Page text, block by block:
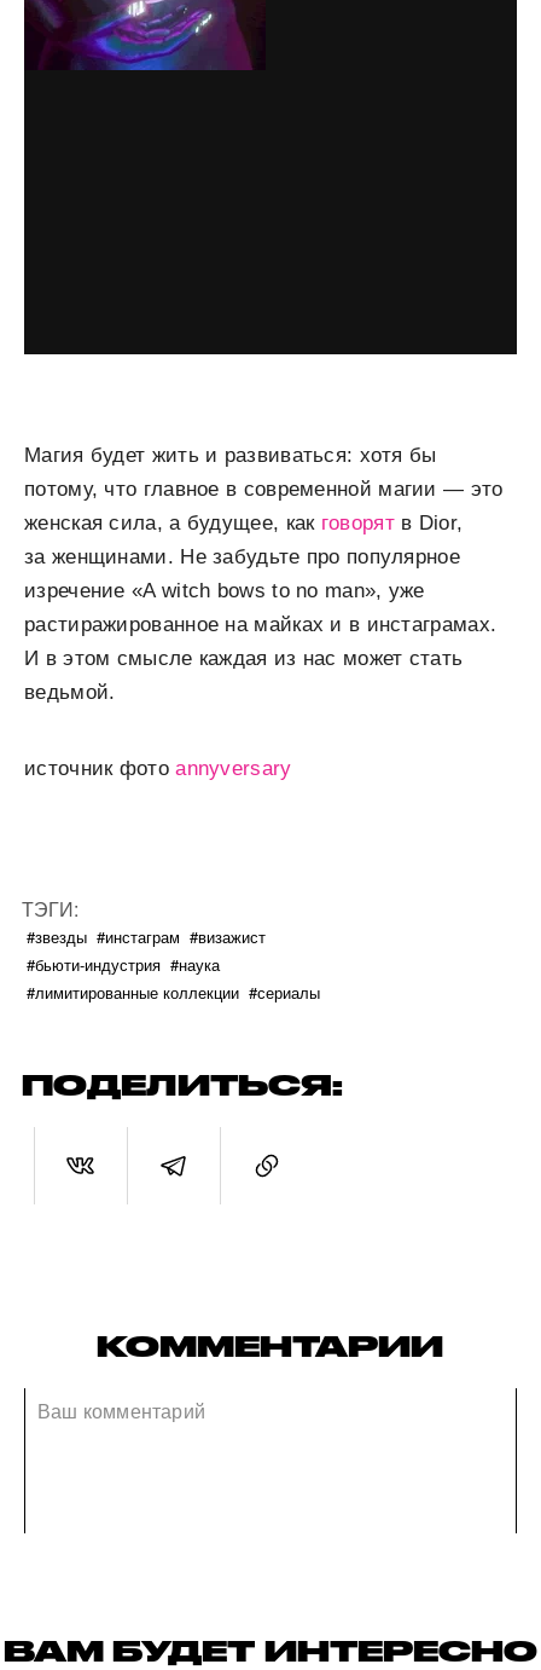
Магия будет жить и развиваться: хотя бы
потому, что главное в современной магии — это
женская сила, а будущее, как говорятв Dior,
за женщинами. Не забудьте про популярное
изречение «A witch bows to no man», уже
растиражированное на майках и в инстаграмах.
И в этом смысле каждая из нас может стать
ведьмой.
источник фотоannyversary
ТЭГИ:
#звезды #инстаграм #визажист
#бьюти-индустрия #наука
#лимитированные коллекции #сериалы
ПОДЕЛИТЬСЯ:
КОММЕНТАРИИ
ВАМ БУДЕТ ИНТЕРЕСНО